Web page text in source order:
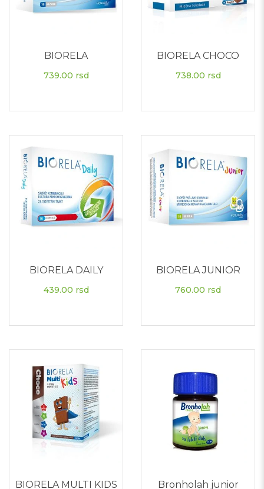
BIORELA
739.00 rsd
BIORELA CHOCO
738.00 rsd
BIORELA DAILY
439.00 rsd
BIORELA JUNIOR
760.00 rsd
BIORELA MULTI KIDS Bronholah junior